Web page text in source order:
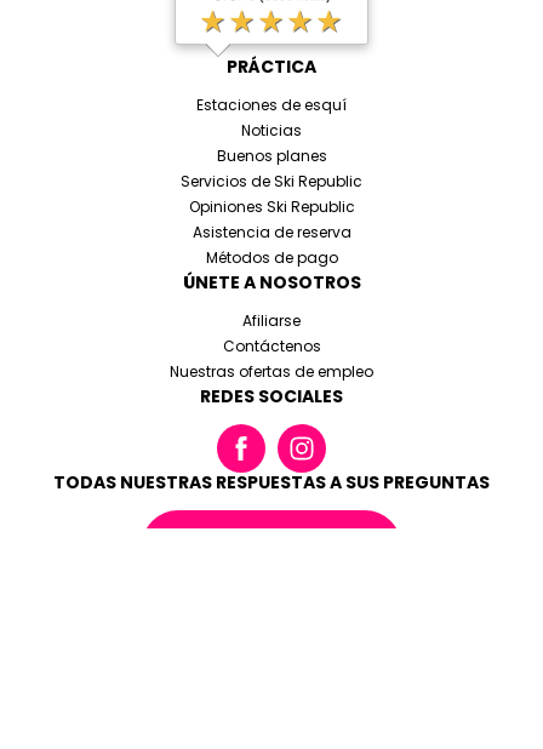
★★★★★
PRÁCTICA
Estaciones de esquí
Noticias
Buenos planes
Servicios de Ski Republic
Opiniones Ski Republic
Asistencia de reserva
Métodos de pago
ÚNETE A NOSOTROS
Afiliarse
Contáctenos
Nuestras ofertas de empleo
REDES SOCIALES
TODAS NUESTRAS RESPUESTAS A SUS PREGUNTAS